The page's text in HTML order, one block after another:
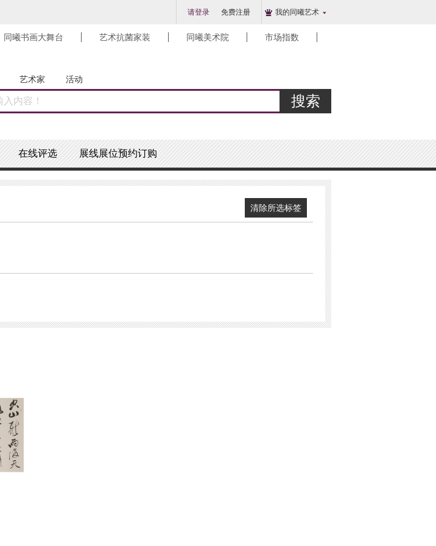
我的同曦艺术
请登录 免费注册
同曦书画大舞台 艺术抗菌家装 同曦美术院 市场指数
艺术家 活动
搜索
在线评选 展线展位预约订购
清除所选标签